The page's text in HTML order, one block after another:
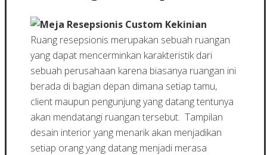
Ruang resepsionis merupakan sebuah ruangan
yang dapat mencerminkan karakteristik dari
sebuah perusahaan karena biasanya ruangan ini
berada di bagian depan dimana setiap tamu,
client maupun pengunjung yang datang tentunya
akan mendatangi ruangan tersebut. Tampilan
desain interior yang menarik akan menjadikan
setiap orang yang datang menjadi merasa